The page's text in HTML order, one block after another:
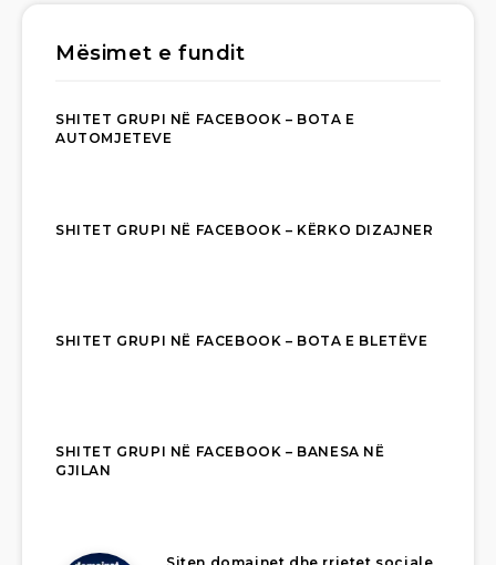
Mësimet e fundit
SHITET GRUPI NË FACEBOOK – BOTA E
AUTOMJETEVE
SHITET GRUPI NË FACEBOOK – KËRKO DIZAJNER
SHITET GRUPI NË FACEBOOK – BOTA E BLETËVE
SHITET GRUPI NË FACEBOOK – BANESA NË
GJILAN